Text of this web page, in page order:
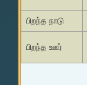
பிறந்த நாடு
பிறந்த ஊர்